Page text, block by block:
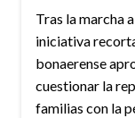
Tras la marcha
iniciativa
bonaerense
cuestionar la
familias con la